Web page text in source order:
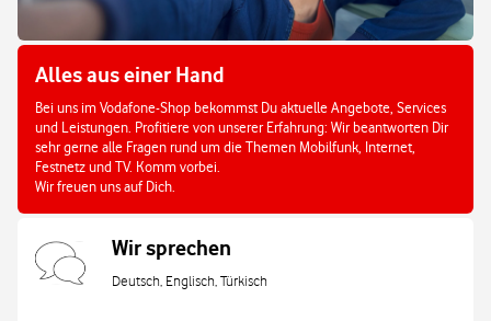
Alles aus einer Hand
Bei uns im Vodafone-Shop bekommst Du aktuelle Angebote, Services
und Leistungen. Profitiere von unserer Erfahrung: Wir beantworten Dir
sehr gerne alle Fragen rund um die Themen Mobilfunk, Internet,
Festnetz und TV. Komm vorbei.
Wir freuen uns auf Dich.
Wir sprechen
Deutsch, Englisch, Türkisch